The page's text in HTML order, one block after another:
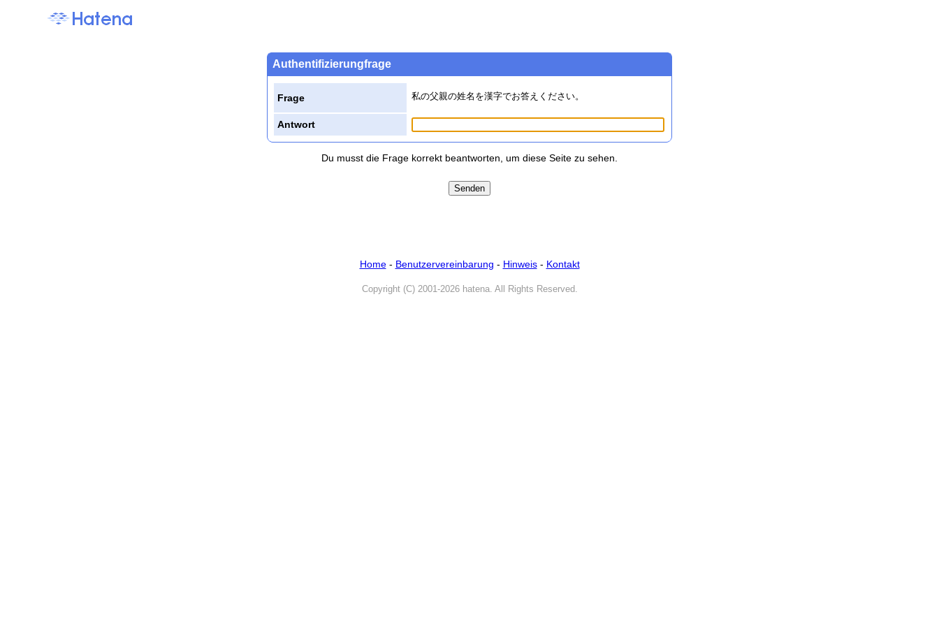
Authentifizierungfrage
Frage 私の父親の姓名を漢字でお答えください。
Antwort
Du musst die Frage korrekt beantworten, um diese Seite zu sehen.
Home- Benutzervereinbarung - Hinweis- Kontakt
Copyright (C) 2001-2026 hatena. All Rights Reserved.